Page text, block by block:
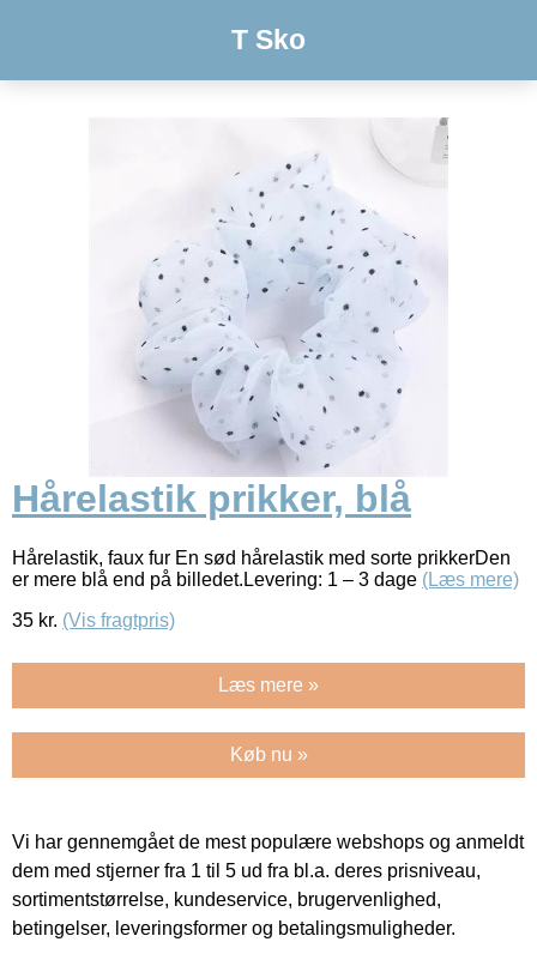
T Sko
Hårelastik prikker, blå
Hårelastik, faux fur En sød hårelastik med sorte prikkerDen
er mere blå end på billedet.Levering: 1 – 3 dage (Læs mere)
35 kr. (Vis fragtpris)
Læs mere »
Køb nu »
Vi har gennemgået de mest populære webshops og anmeldt
dem med stjerner fra 1 til 5 ud fra bl.a. deres prisniveau,
sortimentstørrelse, kundeservice, brugervenlighed,
betingelser, leveringsformer og betalingsmuligheder.